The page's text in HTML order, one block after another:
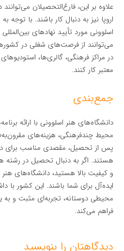
علاوه بر این، فارغ‌التحصیلان
اروپا نیز به دنبال کار باشند. با توجه
اسلوونی مورد تأیید نهادهای
می‌توانند از فرصت‌های شغلی در
در مراکز فرهنگی، گالری‌ها،
معتبر کار کنند.
جمع‌بندی
دانشگاه‌های هنر اسلوونی با ارائه
محیط چندفرهنگی، هزینه‌های
پس از تحصیل، مقصدی مناسب برای
هستند. اگر به دنبال تحصیل در رشته
و کیفیت بالا هستید، دانشگاه‌های هنر
ایده‌آل برای شما باشند. این کشور با
محیطی دوستانه، تجربه‌ای مثبت و به
فراهم می‌کند.
دیدگاهتان را بنویسید